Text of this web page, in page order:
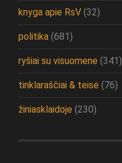
knyga apie RsV (32)
politika (681)
ryšiai su visuomene (341)
tinklaraščiai & teisė (76)
žiniasklaidoje (230)